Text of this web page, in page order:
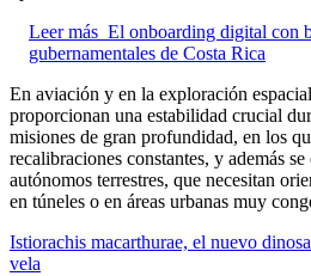
Leer más El onboarding digital con
gubernamentales de Costa Rica
En aviación y en la exploración
proporcionan una estabilidad crucial
misiones de gran profundidad, en los
recalibraciones constantes, y además
autónomos terrestres, que necesitan
en túneles o en áreas urbanas muy
Istiorachis macarthurae, el nuevo
vela